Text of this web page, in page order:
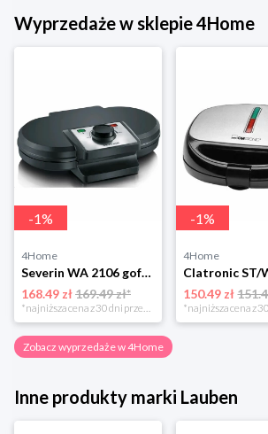
Wyprzedaże w sklepie 4Home
-1%
4Home
Severin WA 2106 gofrownica duo, czarny
168.49 zł169.49 zł*
*najniższa cena z 30 dni przed obniżką
-1%
4Home
150.49 zł
Zobacz wyprzedaże w 4Home
Inne produkty marki Lauben